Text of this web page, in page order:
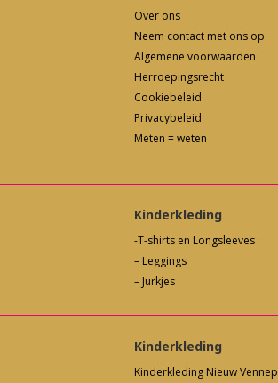
Over ons
Neem contact met ons op
Algemene voorwaarden
Herroepingsrecht
Cookiebeleid
Privacybeleid
Meten = weten
Kinderkleding
-T-shirts en Longsleeves
– Leggings
– Jurkjes
Kinderkleding
Kinderkleding Nieuw Vennep